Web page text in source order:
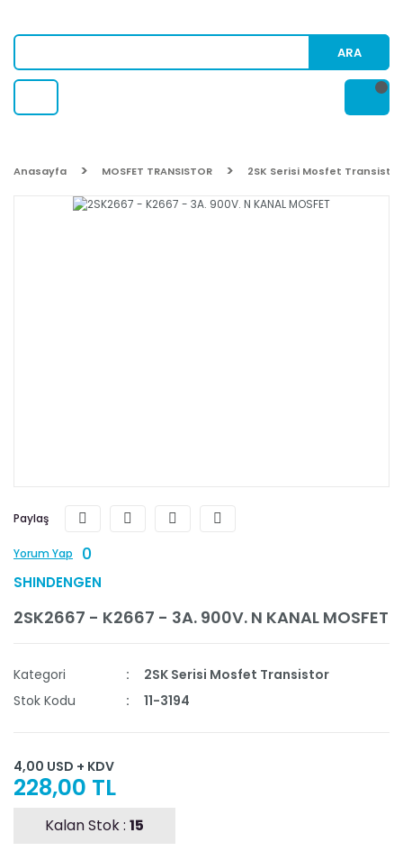
ARA
Anasayfa MOSFET TRANSISTOR 2SK Serisi Mosfet Transistor
Paylaş
Yorum Yap 0
SHINDENGEN
2SK2667 - K2667 - 3A. 900V. N KANAL MOSFET
Kategori
2SK Serisi Mosfet Transistor
Stok Kodu
11-3194
4,00 USD + KDV
228,00 TL
Kalan Stok : 15